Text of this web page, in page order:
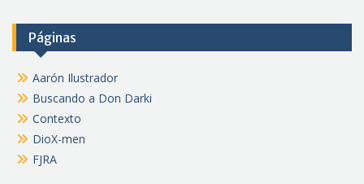
Páginas
Aarón Ilustrador
Buscando a Don Darki
Contexto
DioX-men
FJRA